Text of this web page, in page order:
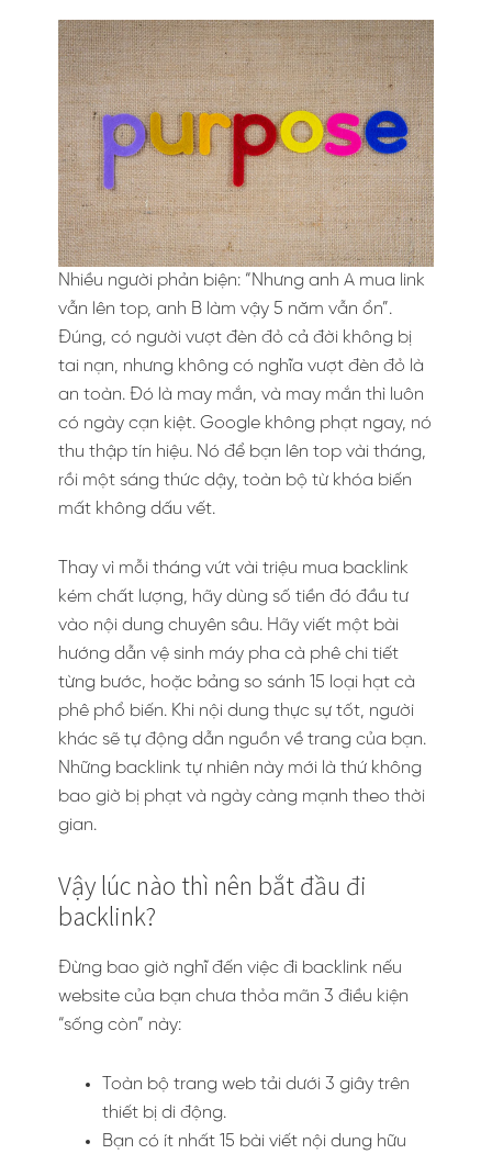
Nhiều người phản biện: “Nhưng anh A mua link
vẫn lên top, anh B làm vậy 5 năm vẫn ổn”.
Đúng, có người vượt đèn đỏ cả đời không bị
tai nạn, nhưng không có nghĩa vượt đèn đỏ là
an toàn. Đó là may mắn, và may mắn thì luôn
có ngày cạn kiệt. Google không phạt ngay, nó
thu thập tín hiệu. Nó để bạn lên top vài tháng,
rồi một sáng thức dậy, toàn bộ từ khóa biến
mất không dấu vết.
Thay vì mỗi tháng vứt vài triệu mua backlink
kém chất lượng, hãy dùng số tiền đó đầu tư
vào nội dung chuyên sâu. Hãy viết một bài
hướng dẫn vệ sinh máy pha cà phê chi tiết
từng bước, hoặc bảng so sánh 15 loại hạt cà
phê phổ biến. Khi nội dung thực sự tốt, người
khác sẽ tự động dẫn nguồn về trang của bạn.
Những backlink tự nhiên này mới là thứ không
bao giờ bị phạt và ngày càng mạnh theo thời
gian.
Vậy lúc nào thì nên bắt đầu đi
backlink?
Đừng bao giờ nghĩ đến việc đi backlink nếu
website của bạn chưa thỏa mãn 3 điều kiện
“sống còn” này:
Toàn bộ trang web tải dưới 3 giây trên
thiết bị di động.
Bạn có ít nhất 15 bài viết nội dung hữu